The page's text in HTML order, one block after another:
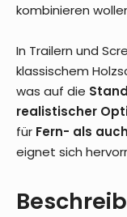
kombinieren
In Trailern und
klassischem
was auf die
realistischer
für Fern- als
eignet sich